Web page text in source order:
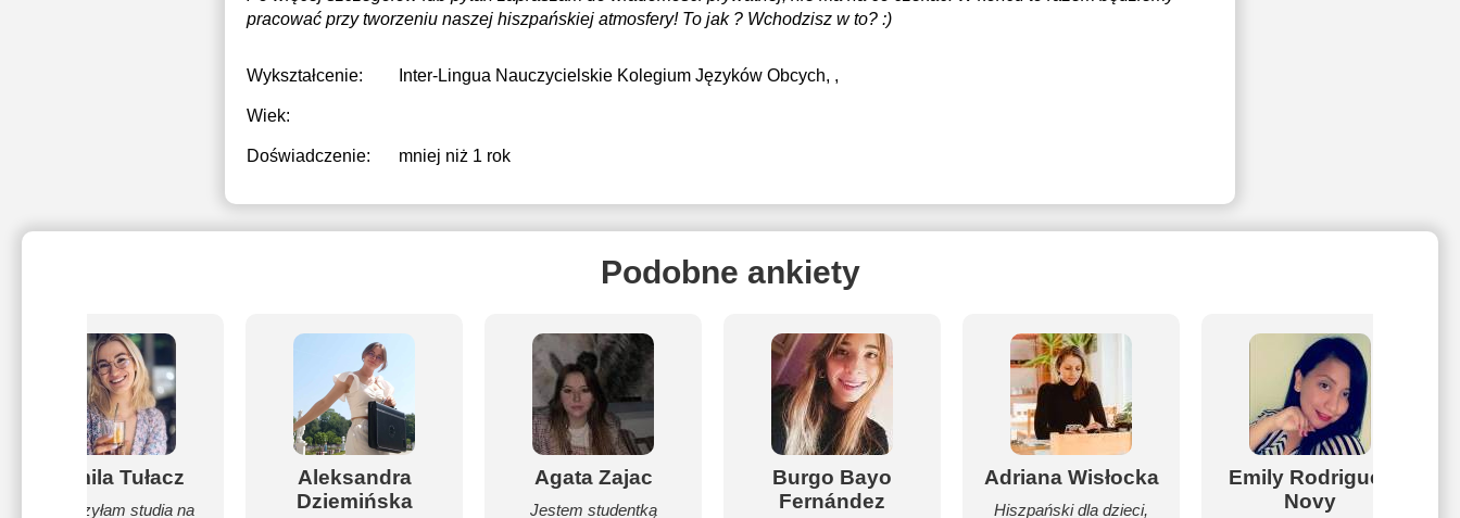
pracować przy tworzeniu naszej hiszpańskiej atmosfery! To jak ? Wchodzisz w to? :)
Wykształcenie: Inter-Lingua Nauczycielskie Kolegium Języków Obcych, ,
Wiek:
Doświadczenie: mniej niż 1 rok
Podobne ankiety
Kamila Tułacz
Ukończyłam studia na
Aleksandra
Dziemińska
Agata Zajac
Jestem studentką
Burgo Bayo
Fernández
Adriana Wisłocka
Hiszpański dla dzieci,
Emily Rodriguez
Novy